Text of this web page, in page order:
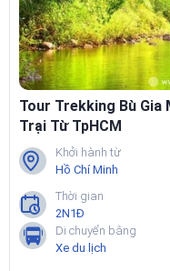
Tour Trekking Bù Gia
Trại Từ TpHCM
Khởi hành từ
Hồ Chí Minh
Thời gian
2N1Đ
Di chuyển bằng
Xe du lịch